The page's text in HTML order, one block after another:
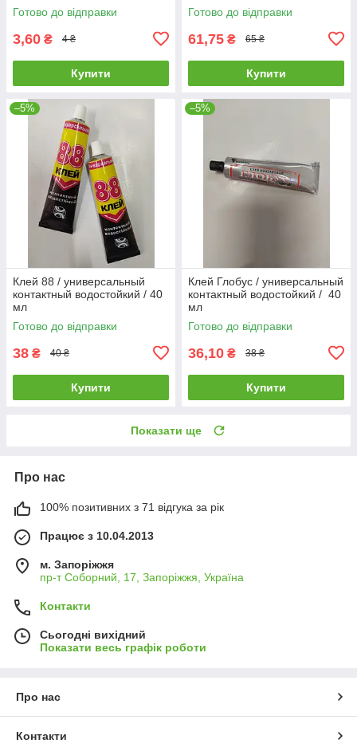
Готово до відправки
3,60 ₴ 4 ₴
Купити
Готово до відправки
61,75 ₴ 65 ₴
Купити
–5%
Клей 88 / универсальный
контактный водостойкий / 40
мл
Готово до відправки
38 ₴ 40 ₴
Купити
–5%
Клей Глобус / универсальный
контактный водостойкий / 40
мл
Готово до відправки
36,10 ₴ 38 ₴
Купити
Показати ще
Про нас
100% позитивних з 71 відгука за рік
Працює з 10.04.2013
м. Запоріжжя
пр-т Соборний, 17, Запоріжжя, Україна
Контакти
Сьогодні вихідний
Показати весь графік роботи
Про нас
Контакти